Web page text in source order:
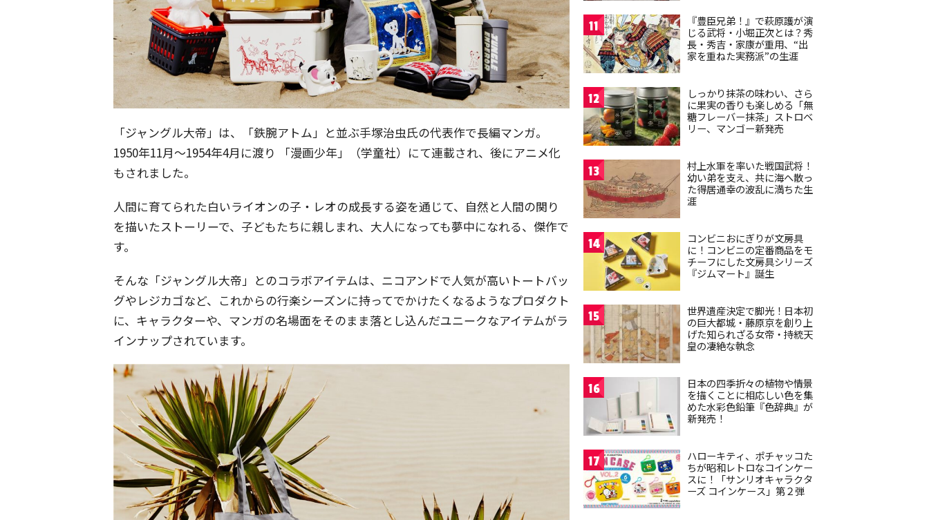
「ジャングル大帝」は、「鉄腕アトム」と並ぶ手塚治虫氏の代表作で長編マンガ。
1950年11月〜1954年4月に渡り 「漫画少年」（学童社）にて連載され、後にアニメ化
もされました。
人間に育てられた白いライオンの子・レオの成長する姿を通じて、自然と人間の関り
を描いたストーリーで、子どもたちに親しまれ、大人になっても夢中になれる、傑作で
す。
そんな「ジャングル大帝」とのコラボアイテムは、ニコアンドで人気が高いトートバッ
グやレジカゴなど、これからの行楽シーズンに持ってでかけたくなるようなプロダクト
に、キャラクターや、マンガの名場面をそのまま落とし込んだユニークなアイテムがラ
インナップされています。
11
『豊臣兄弟！』で萩原護が演
じる武将・小堀正次とは？秀
長・秀吉・家康が重用、“出
家を重ねた実務派”の生涯
12
しっかり抹茶の味わい、さら
に果実の香りも楽しめる「無
糖フレーバー抹茶」ストロベ
リー、マンゴー新発売
13
村上水軍を率いた戦国武将！
幼い弟を支え、共に海へ散っ
た得居通幸の波乱に満ちた生
涯
14
コンビニおにぎりが文房具
に！コンビニの定番商品をモ
チーフにした文房具シリーズ
『ジムマート』誕生
15
世界遺産決定で脚光！日本初
の巨大都城・藤原京を創り上
げた知られざる女帝・持統天
皇の凄絶な執念
16
日本の四季折々の植物や情景
を描くことに相応しい色を集
めた水彩色鉛筆『色辞典』が
新発売！
17
ハローキティ、ポチャッコた
ちが昭和レトロなコインケー
スに！「サンリオキャラクタ
ーズ コインケース」第２弾